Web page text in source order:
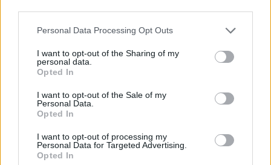
Personal Data Processing Opt Outs
I want to opt-out of the Sharing of my
personal data.
Opted In
I want to opt-out of the Sale of my
Personal Data.
Opted In
I want to opt-out of processing my
Personal Data for Targeted Advertising.
Opted In
ένδυσης – κλωστοϋφαντουργίας
της στο Βερολίνο από τις 26 έως
Η ena athletics συνεργάζεται με